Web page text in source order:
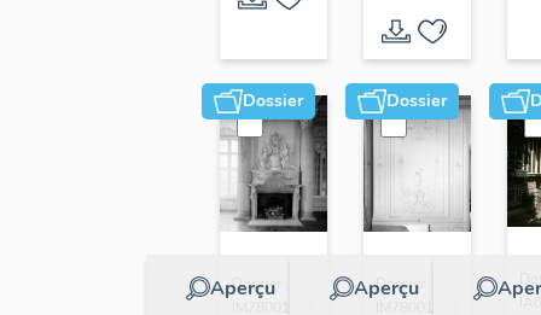
Dossier
Aperçu
Dossier
Dossier
Aperçu
Dossier